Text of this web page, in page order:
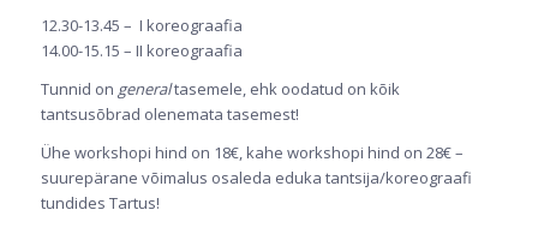
12.30-13.45 – I koreograafia
14.00-15.15 – II koreograafia
Tunnid on generaltasemele, ehk oodatud on kõik
tantsusõbrad olenemata tasemest!
Ühe workshopi hind on 18€, kahe workshopi hind on 28€ –
suurepärane võimalus osaleda eduka tantsija/koreograafi
tundides Tartus!